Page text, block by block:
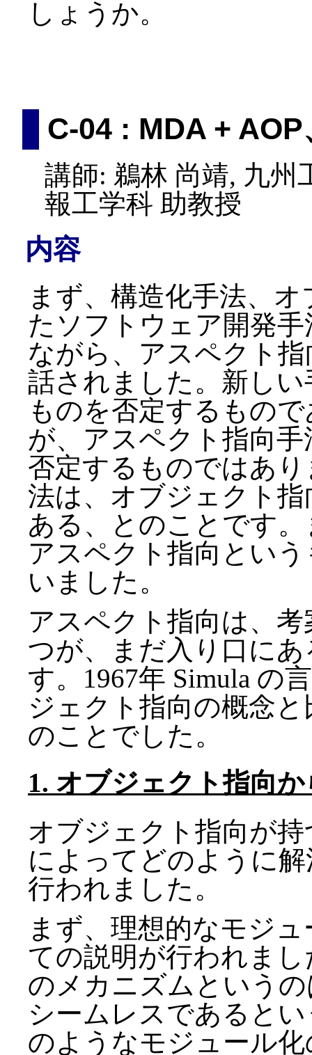
しょうか。
C-04 : MDA +
講師: 鵜林 尚靖, 九州
報工学科 助教授
内容
まず、構造化手法、
たソフトウェア開発
ながら、アスペクト
話されました。新し
ものを否定するもの
が、アスペクト指向
否定するものではあ
法は、オブジェクト
ある、とのことです
アスペクト指向とい
いました。
アスペクト指向は、
つが、まだ入り口に
す。1967年 Simula の
ジェクト指向の概念
のことでした。
1. オブジェクト指向
オブジェクト指向が
によってどのように
行われました。
まず、理想的なモジ
ての説明が行われま
のメカニズムという
シームレスであると
のようなモジュール